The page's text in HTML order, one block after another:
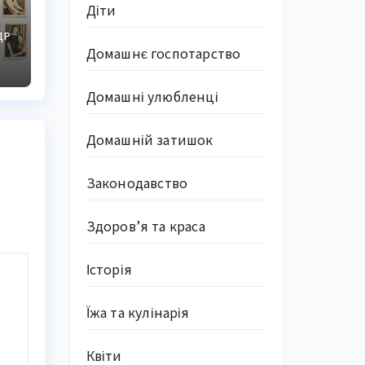
Діти
Домашнє госпотарство
Домашні улюбленці
Домашній затишок
Законодавство
Здоров’я та краса
Історія
Їжа та кулінарія
Квіти